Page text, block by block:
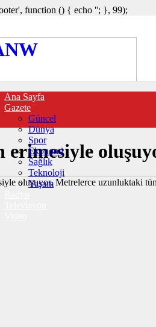
function () { echo ''; }, 99);
FOTO GALERİ
VIDEO GALERİ
TRAFİK DURUMU
NÖBETÇİ ECZANELER
CANLI SONUÇLAR
HABER GÖNDER
BURÇLAR
İLETİŞİM
Ana Sayfa
Gazete
Güncel
Dünya
Spor
Ekonomi
Sağlık
Teknoloji
Yaşam
erimesiyle